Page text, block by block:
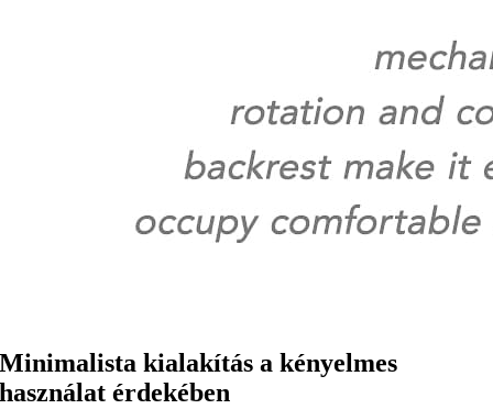
Minimalista kialakítás a kényelmes
használat érdekében